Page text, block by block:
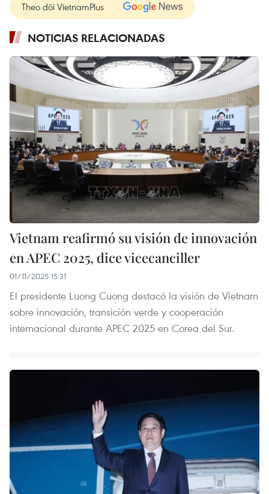
Theo dõi VietnamPlus
NOTICIAS RELACIONADAS
Vietnam reafirmó su visión de innovación
en APEC 2025, dice vicecanciller
01/11/2025 15:31
El presidente Luong Cuong destacó la visión de Vietnam
sobre innovación, transición verde y cooperación
internacional durante APEC 2025 en Corea del Sur.